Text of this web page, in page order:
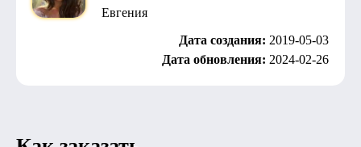
Евгения
Дата создания: 2019-05-03
Дата обновления: 2024-02-26